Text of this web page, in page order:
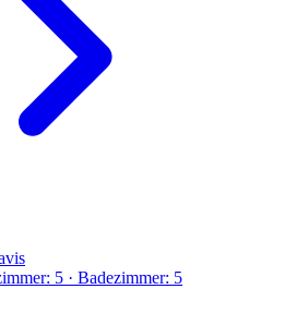
5 · Badezimmer: 5